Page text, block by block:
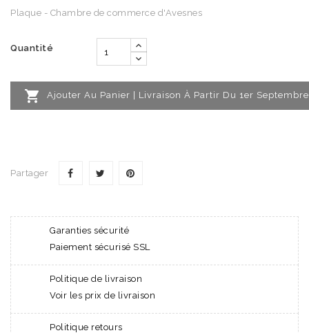
Plaque - Chambre de commerce d'Avesnes
Quantité
 Ajouter Au Panier | Livraison À Partir Du 1er Septembre
Partager
Garanties sécurité
Paiement sécurisé SSL
Politique de livraison
Voir les prix de livraison
Politique retours